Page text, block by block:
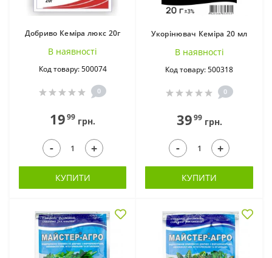
Добрива для фіалок
(4)
Добрива для хвойних
рослин (20)
Добрива
Добриво Кеміра люкс 20г
В наявностi
Код товару: 500074
0
1999 грн.
- +
КУПИТИ
Укорінювач Кеміра 20 мл
В наявностi
Код товару: 500318
0
3999грн.
- +
КУПИТИ